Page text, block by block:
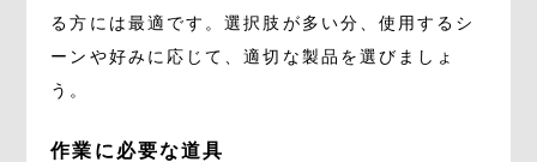
る方には最適です。選択肢が多い分、使用するシ
ーンや好みに応じて、適切な製品を選びましょ
う。
作業に必要な道具